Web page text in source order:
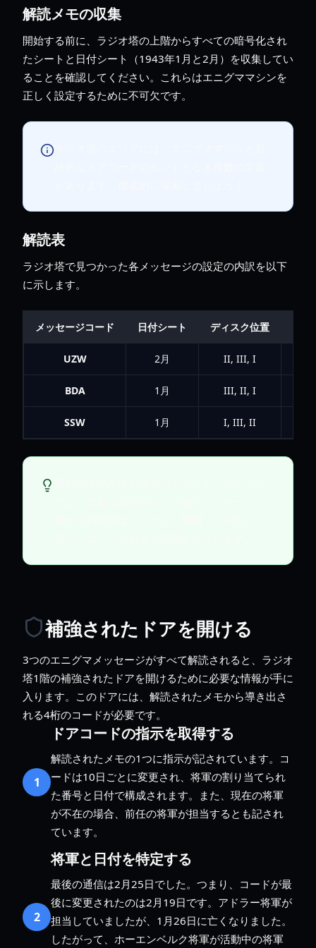
解読メモの収集
開始する前に、ラジオ塔の上階からすべての暗号化され
たシートと日付シート（1943年1月と2月）を収集してい
ることを確認してください。これらはエニグママシンを
正しく設定するために不可欠です。
解読表
ラジオ塔で見つかった各メッセージの設定の内訳を以下
に示します。
メッセージコード 日付シート ディスク位置
UZW 2月 II, III, I
BDA 1月 III, II, I
SSW 1月 I, III, II
補強されたドアを開ける
3つのエニグマメッセージがすべて解読されると、ラジオ
塔1階の補強されたドアを開けるために必要な情報が手に
入ります。このドアには、解読されたメモから導き出さ
れる4桁のコードが必要です。
1
ドアコードの指示を取得する
解読されたメモの1つに指示が記されています。コ
ードは10日ごとに変更され、将軍の割り当てられ
た番号と日付で構成されます。また、現在の将軍
が不在の場合、前任の将軍が担当するとも記され
ています。
2
将軍と日付を特定する
最後の通信は2月25日でした。つまり、コードが最
後に変更されたのは2月19日です。アドラー将軍が
担当していましたが、1月26日に亡くなりました。
したがって、ホーエンベルク将軍が活動中の将軍